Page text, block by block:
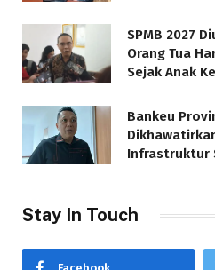
SPMB 2027
Orang Tua
Sejak Anak
Bankeu
Infrastruktur
Stay In Touch